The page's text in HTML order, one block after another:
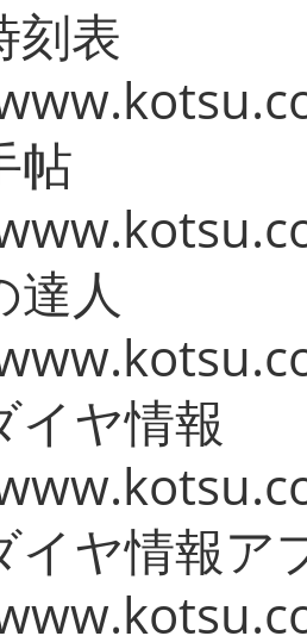
刻表
帖
達人
イヤ情報
イヤ情報ア